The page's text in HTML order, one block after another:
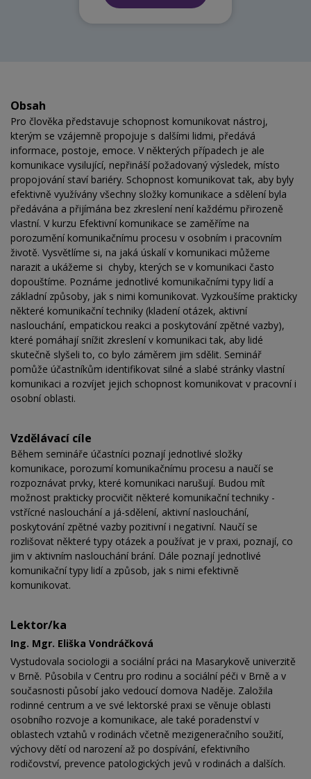
Obsah
Pro člověka představuje schopnost komunikovat nástroj,
kterým se vzájemně propojuje s dalšími lidmi, předává
informace, postoje, emoce. V některých případech je ale
komunikace vysilující, nepřináší požadovaný výsledek, místo
propojování staví bariéry. Schopnost komunikovat tak, aby byly
efektivně využívány všechny složky komunikace a sdělení byla
předávána a přijímána bez zkreslení není každému přirozeně
vlastní. V kurzu Efektivní komunikace se zaměříme na
porozumění komunikačnímu procesu v osobním i pracovním
životě. Vysvětlíme si, na jaká úskalí v komunikaci můžeme
narazit a ukážeme si chyby, kterých se v komunikaci často
dopouštíme. Poznáme jednotlivé komunikačními typy lidí a
základní způsoby, jak s nimi komunikovat. Vyzkoušíme prakticky
některé komunikační techniky (kladení otázek, aktivní
naslouchání, empatickou reakci a poskytování zpětné vazby),
které pomáhají snížit zkreslení v komunikaci tak, aby lidé
skutečně slyšeli to, co bylo záměrem jim sdělit. Seminář
pomůže účastníkům identifikovat silné a slabé stránky vlastní
komunikaci a rozvíjet jejich schopnost komunikovat v pracovní i
osobní oblasti.
Vzdělávací cíle
Během semináře účastníci poznají jednotlivé složky
komunikace, porozumí komunikačnímu procesu a naučí se
rozpoznávat prvky, které komunikaci narušují. Budou mít
možnost prakticky procvičit některé komunikační techniky -
vstřícné naslouchání a já-sdělení, aktivní naslouchání,
poskytování zpětné vazby pozitivní i negativní. Naučí se
rozlišovat některé typy otázek a používat je v praxi, poznají, co
jim v aktivním naslouchání brání. Dále poznají jednotlivé
komunikační typy lidí a způsob, jak s nimi efektivně
komunikovat.
Lektor/ka
Ing. Mgr. Eliška Vondráčková
Vystudovala sociologii a sociální práci na Masarykově univerzitě
v Brně. Působila v Centru pro rodinu a sociální péči v Brně a v
současnosti působí jako vedoucí domova Naděje. Založila
rodinné centrum a ve své lektorské praxi se věnuje oblasti
osobního rozvoje a komunikace, ale také poradenství v
oblastech vztahů v rodinách včetně mezigeneračního soužití,
výchovy dětí od narození až po dospívání, efektivního
rodičovství, prevence patologických jevů v rodinách a dalších.